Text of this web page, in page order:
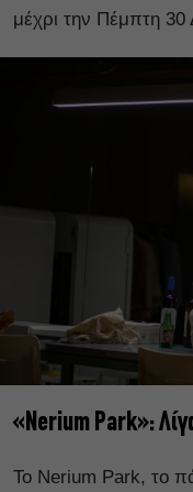
μέχρι την Πέμπτη 30
«Nerium Park»:
Το Nerium Park, το